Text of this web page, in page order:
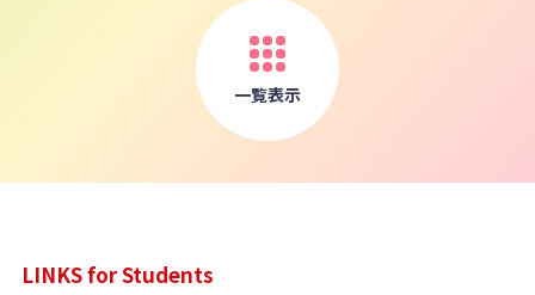
一覧表示
LINKS for Students